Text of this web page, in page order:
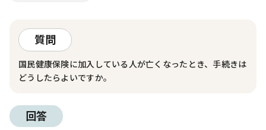
質問
国民健康保険に加入している人が亡くなったとき、手続きは
どうしたらよいですか。
回答